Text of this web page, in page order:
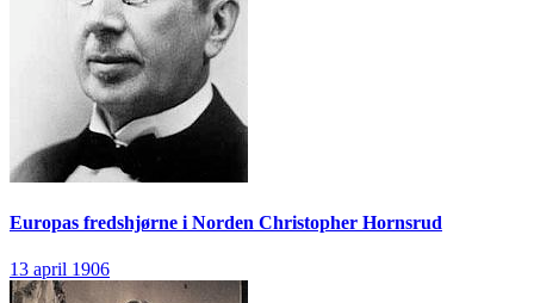
Europas fredshjørne i Norden Christopher Hornsrud
13 april 1906